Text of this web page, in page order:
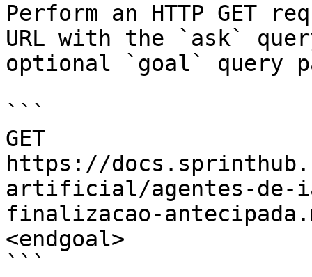
Perform an HTTP GET
URL with the `ask`
optional `goal` query
```
GET
https://
artificial/agentes-de-
finalizacao-
<endgoal>
```